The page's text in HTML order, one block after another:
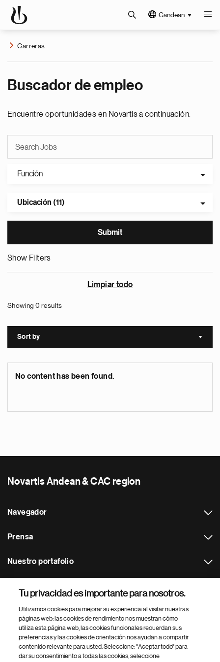
Candean
Carreras
Buscador de empleo
Encuentre oportunidades en Novartis a continuación.
Función
Ubicación (11)
Show Filters
Limpiar todo
Showing 0 results
Sort by Sort
No content has been found.
Novartis Andean & CAC region
Navegador
Prensa
Nuestro portafolio
Footer Site Search
Tu privacidad es importante para nosotros.
Utilizamos cookies para mejorar su experiencia al visitar nuestras
páginas web: las cookies de rendimiento nos muestran cómo
utiliza esta página web, las cookies funcionales recuerdan sus
preferencias y las cookies de orientación nos ayudan a compartir
contenido relevante para usted. Seleccione: "Aceptar todo" para
dar su consentimiento a todas las cookies, seleccione